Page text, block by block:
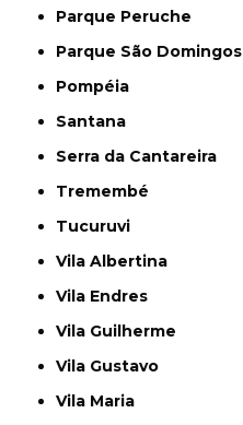
Parque Peruche
Parque São Domingos
Pompéia
Santana
Serra da Cantareira
Tremembé
Tucuruvi
Vila Albertina
Vila Endres
Vila Guilherme
Vila Gustavo
Vila Maria